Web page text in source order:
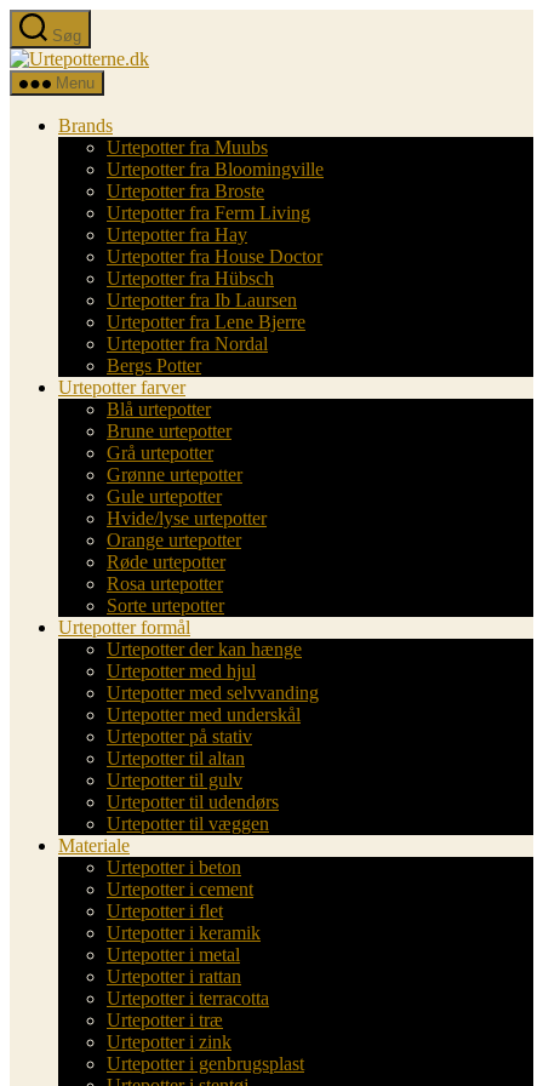
Spring
til
indholdet
Søg
Urtepotterne.dk
Menu
Brands
Urtepotter fra Muubs
Urtepotter fra Bloomingville
Urtepotter fra Broste
Urtepotter fra Ferm Living
Urtepotter fra Hay
Urtepotter fra House Doctor
Urtepotter fra Hübsch
Urtepotter fra Ib Laursen
Urtepotter fra Lene Bjerre
Urtepotter fra Nordal
Bergs Potter
Urtepotter farver
Blå urtepotter
Brune urtepotter
Grå urtepotter
Grønne urtepotter
Gule urtepotter
Hvide/lyse urtepotter
Orange urtepotter
Røde urtepotter
Rosa urtepotter
Sorte urtepotter
Urtepotter formål
Urtepotter der kan hænge
Urtepotter med hjul
Urtepotter med selvvanding
Urtepotter med underskål
Urtepotter på stativ
Urtepotter til altan
Urtepotter til gulv
Urtepotter til udendørs
Urtepotter til væggen
Materiale
Urtepotter i beton
Urtepotter i cement
Urtepotter i flet
Urtepotter i keramik
Urtepotter i metal
Urtepotter i rattan
Urtepotter i terracotta
Urtepotter i træ
Urtepotter i zink
Urtepotter i genbrugsplast